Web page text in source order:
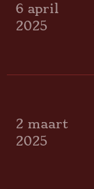
6 april
2025
2 maart
2025